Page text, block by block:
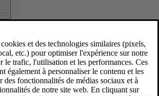
Volvo S90 interior